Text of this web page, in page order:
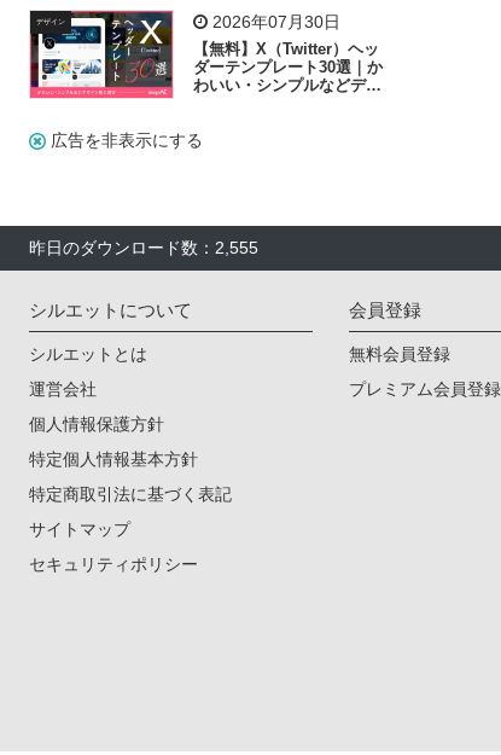
デザイン 2026年07月30日
【無料】X（Twitter）ヘッ
ダーテンプレート30選｜か
わいい・シンプルなどデザ
広告を非表示にする
昨日のダウンロード数：2,555
シルエットについて
シルエットとは
運営会社
個人情報保護方針
特定個人情報基本方針
特定商取引法に基づく表記
サイトマップ
セキュリティポリシー
会員登録
無料会員登録
プレミアム会員登録